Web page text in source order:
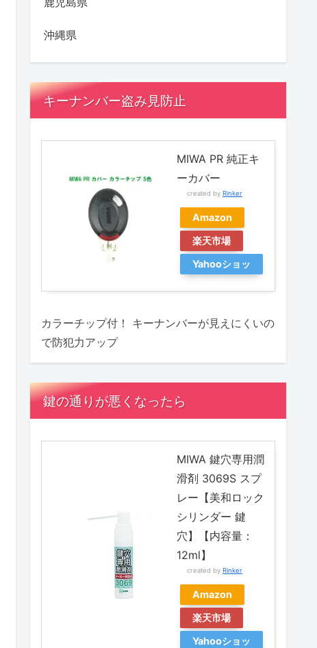
沖縄県
キーナンバー盗み見防止
MIWA PR 純正キ
ーカバー
created by Rinker
Amazon
楽天市場
Yahooショッ
カラーチップ付！ キーナンバーが見えにくいの
で防犯力アップ
鍵の通りが悪くなったら
MIWA 鍵穴専用潤
滑剤 3069S スプ
レー【美和ロック
シリンダー 鍵
穴】【内容量：
12ml】
created by Rinker
Amazon
楽天市場
Yahooショッ